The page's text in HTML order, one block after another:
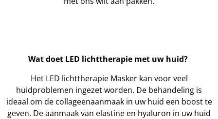
Wat doet LED lichttherapie met uw huid?
Het LED lichttherapie Masker kan voor veel
huidproblemen ingezet worden. De behandeling is
ideaal om de collageenaanmaak in uw huid een boost te
geven. De aanmaak van elastine en hyaluron in uw huid